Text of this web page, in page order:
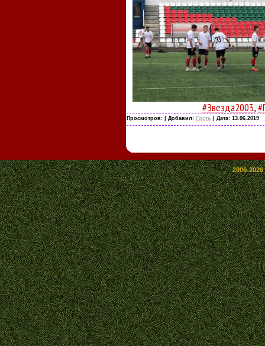
#Звезда2003,
Просмотров: | Добавил: Гость | Дата: 13.06.2019
2006-